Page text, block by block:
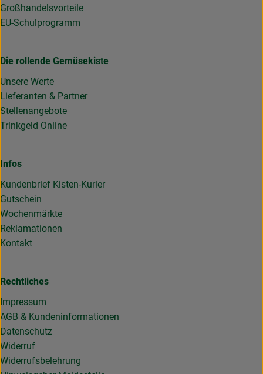
Großhandelsvorteile
EU-Schulprogramm
Die rollende Gemüsekiste
Unsere Werte
Lieferanten & Partner
Stellenangebote
Trinkgeld Online
Infos
Kundenbrief Kisten-Kurier
Gutschein
Wochenmärkte
Reklamationen
Kontakt
Rechtliches
Impressum
AGB & Kundeninformationen
Datenschutz
Widerruf
Widerrufsbelehrung